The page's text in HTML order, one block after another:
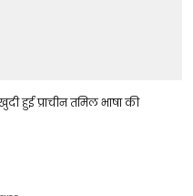
हुई प्राचीन तमिल भाषा की